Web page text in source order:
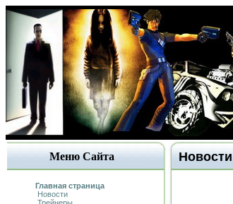
Меню Сайта
Главная страница
Новости
Новости